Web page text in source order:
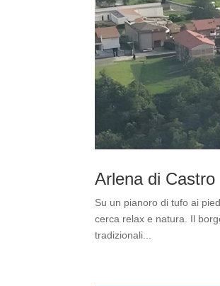
Arlena di Castro
Su un pianoro di tufo ai
cerca relax e natura. Il
tradizionali...